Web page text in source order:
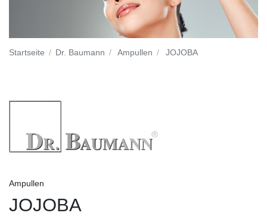
Startseite Dr. Baumann Ampullen JOJOBA
Ampullen
JOJOBA